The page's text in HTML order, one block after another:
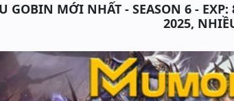
GOBIN MỚI NHẤT - SEASON 6 -
2025,